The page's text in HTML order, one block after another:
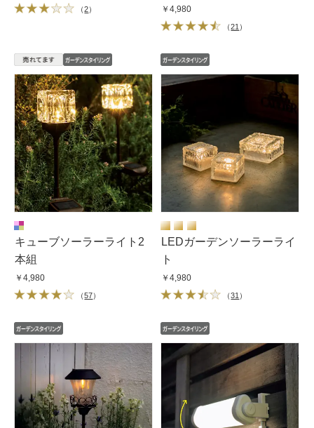
（2） ￥4,980
（21 ）
キューブソーラーライト2
本組
￥4,980
（57）
LEDガーデンソーラーライ
ト
￥4,980
（31 ）